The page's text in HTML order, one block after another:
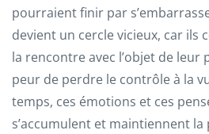
pourraient finir par
devient un cercle vicieux, car ils
la rencontre avec l’objet de
peur de perdre le contrôle à la
temps, ces émotions et ces
s’accumulent et maintiennent